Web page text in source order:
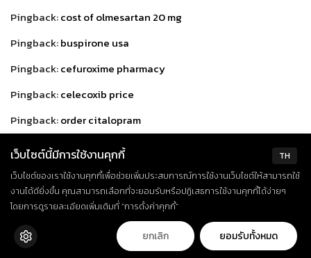
Pingback:cost of olmesartan 20 mg
Pingback:buspirone usa
Pingback:cefuroxime pharmacy
Pingback:celecoxib price
Pingback:order citalopram
Pingback: cephalexin coupon
Pingback:how to buy ciprofloxacin 500 mg
Pingback: how to buy loratadine
Pingback:
clindamycin 150mg without a doctor prescription
Pingback:
cheap clozapine 50 mg
TH
เว็บไซต์นี้มีการใช้งานคุกกี้
เว็บไซต์ของเราใช้งานคุกกี้เพื่อช่วยเพิ่มประสบการณ์การใช้งานเว็บไซต์ให้สามารถใช้
งานได้ดียิ่งขึ้น คุณสามารถเลือกที่จะยอมรับหรือปฏิเสธการใช้งานคุกกี้ได้ง่ายๆ
โดยการดูรายละเอียดเพิ่มเติมที่ “การตั้งค่าคุกกี้”
ยกเลิก ยอมรับทั้งหมด